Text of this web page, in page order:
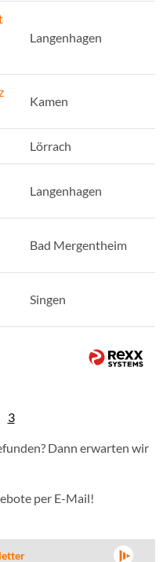
Langenhagen
Kamen
Lörrach
Langenhagen
Bad Mergentheim
Singen
3
Dann erwarten wir
per E-Mail!